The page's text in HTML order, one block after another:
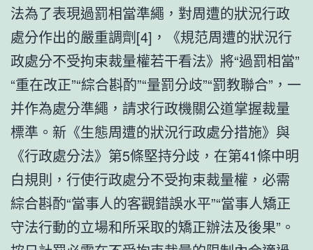
法為了表現過罰相當準繩，對周遭的狀況行政
處分作出的嚴重調劑[4]，《規范周遭的狀況行
政處分不受拘束裁量權若干看法》將“過罰相當”
“重在改正”“綜合斟酌”“量罰分歧”“罰教聯合”，一
并作為處分準繩，請求行政機關公道掌握裁量
標準。新《生態周遭的狀況行政處分措施》與
《行政處分法》第5條堅持分歧，在第41條中明
白規則，行使行政處分不受拘束裁量權，必需
綜合斟酌“當事人的客觀錯誤水平”“當事人矯正
守法行動的立場和所采取的矯正辦法及後果”。